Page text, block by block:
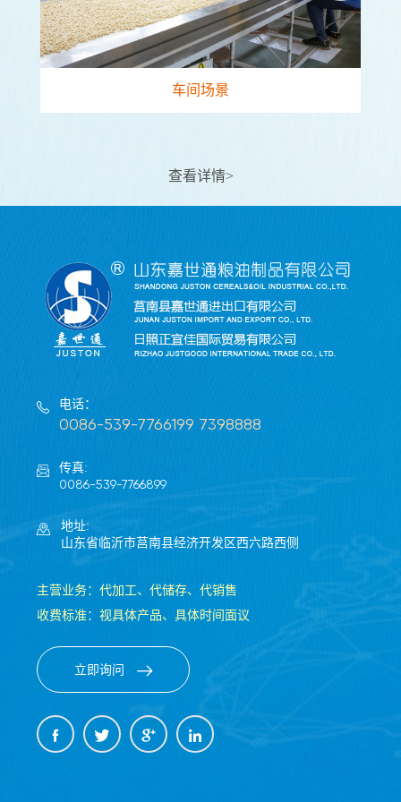
车间场景
查看详情>
 电话：
0086-539-7766199 7398888
 传真:
0086-539-7766899

地址:
山东省临沂市莒南县经济开发区西六路西侧
主营业务：代加工、代储存、代销售
收费标准：视具体产品、具体时间面议
立即询问 
   